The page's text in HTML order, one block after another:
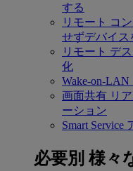
する
リモート コ
せずデバイス
リモート デ
化
Wake-on-LAN
画面共有 リ
ーション
Smart Service
必要別 様々